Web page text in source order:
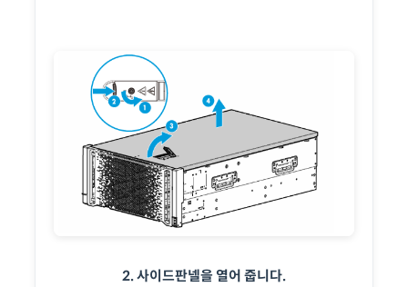
2. 사이드판넬을 열어 줍니다.